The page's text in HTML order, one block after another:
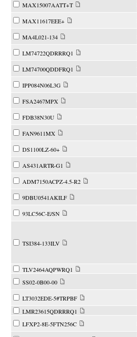
MAX15007AATT+T
MAX11617EEE+
MA4L021-134
LM74722QDRRRQ1
LM74700QDDFRQ1
IPP084N06L3G
FSA2467MPX
FDB38N30U
FAN9611MX
DS1100LZ-60+
AS431ARTR-G1
ADM7150ACPZ-4.5-R2
9DBU0541AKILF
93LC56C-E/SN
TSI384-133ILV
TLV2464AQPWRQ1
SS02-0B00-00
LT3032EDE-5#TRPBF
LMR23615QDRRRQ1
LFXP2-8E-5FTN256C